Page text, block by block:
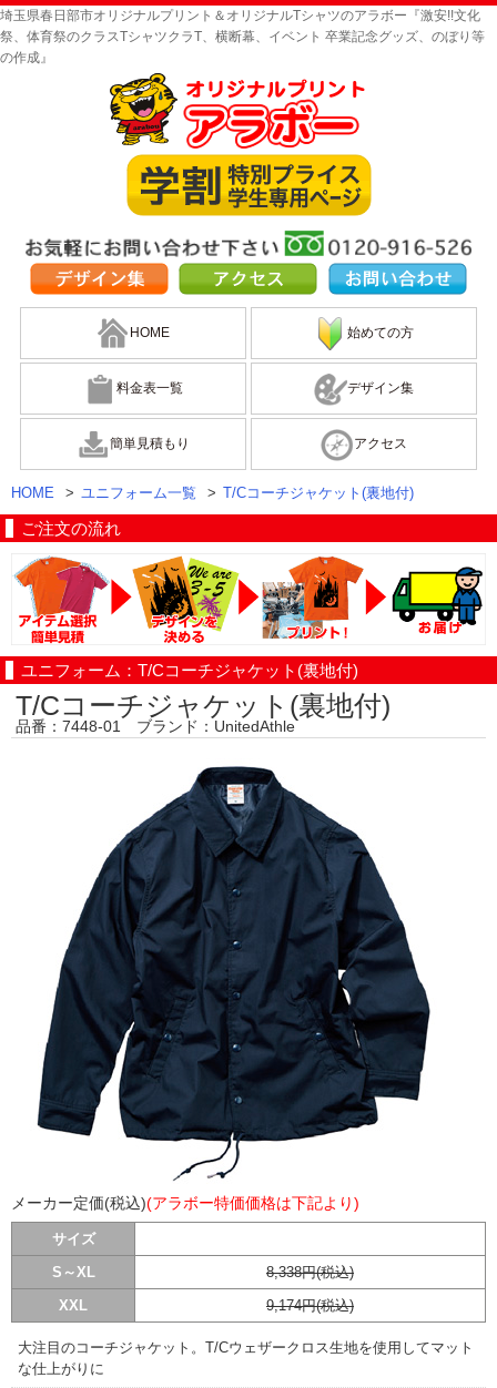
埼玉県春日部市オリジナルプリント＆オリジナルTシャツのアラボー『激安!!文化
祭、体育祭のクラスTシャツクラT、横断幕、イベント 卒業記念グッズ、のぼり等
の作成』
HOME 始めての方
料金表一覧 デザイン集
簡単見積もり アクセス
HOME > ユニフォーム一覧 > T/Cコーチジャケット(裏地付)
ご注文の流れ
ユニフォーム：T/Cコーチジャケット(裏地付)
T/Cコーチジャケット(裏地付)
品番：7448-01 ブランド：UnitedAthle
メーカー定価(税込)(アラボー特価価格は下記より)
サイズ
S～XL
8,338円(税込)
XXL
9,174円(税込)
大注目のコーチジャケット。T/Cウェザークロス生地を使用してマット
な仕上がりに